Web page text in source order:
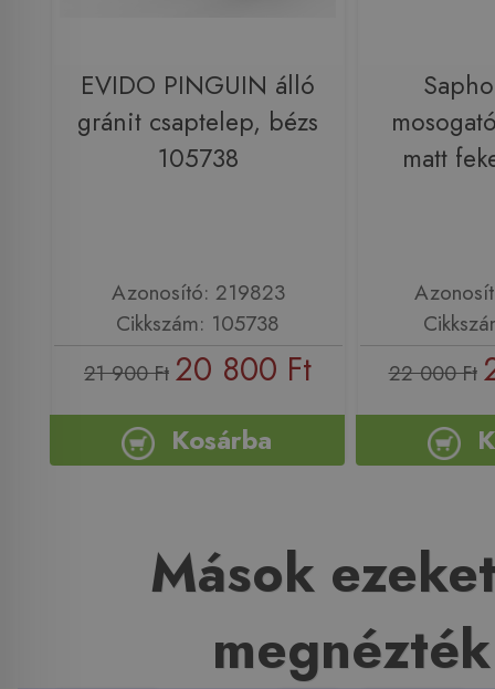
EVIDO PINGUIN álló
gránit csaptelep, bézs
105738
Azonosító: 219823
Cikkszám: 105738
21 900 Ft 20 800 Ft
Kosárba
matt
22 000 Ft
Mások
megnézték